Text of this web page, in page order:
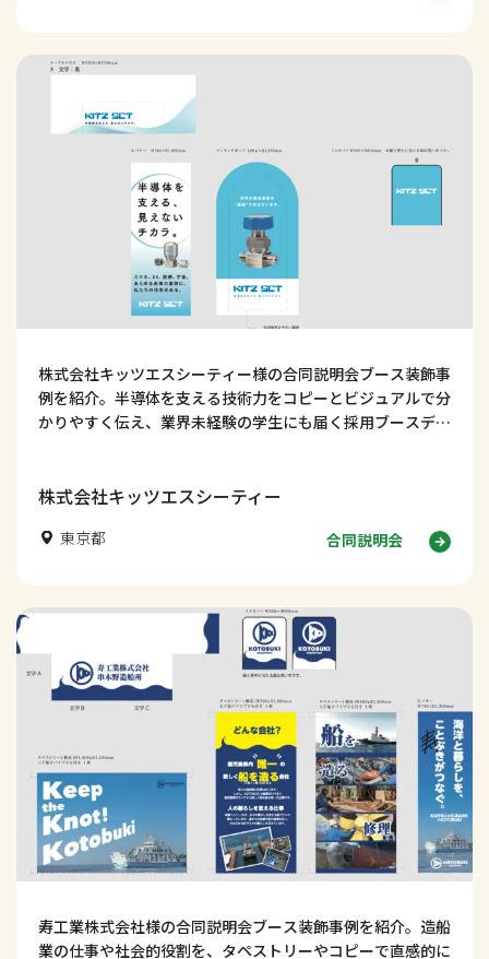
株式会社キッツエスシーティー様の合同説明会ブース装飾事
例を紹介。半導体を支える技術力をコピーとビジュアルで分
かりやすく伝え、業界未経験の学生にも届く採用ブースデザ
株式会社キッツエスシーティー
東京都 合同説明会
寿工業株式会社様の合同説明会ブース装飾事例を紹介。造船
業の仕事や社会的役割を、タペストリーやコピーで直感的に